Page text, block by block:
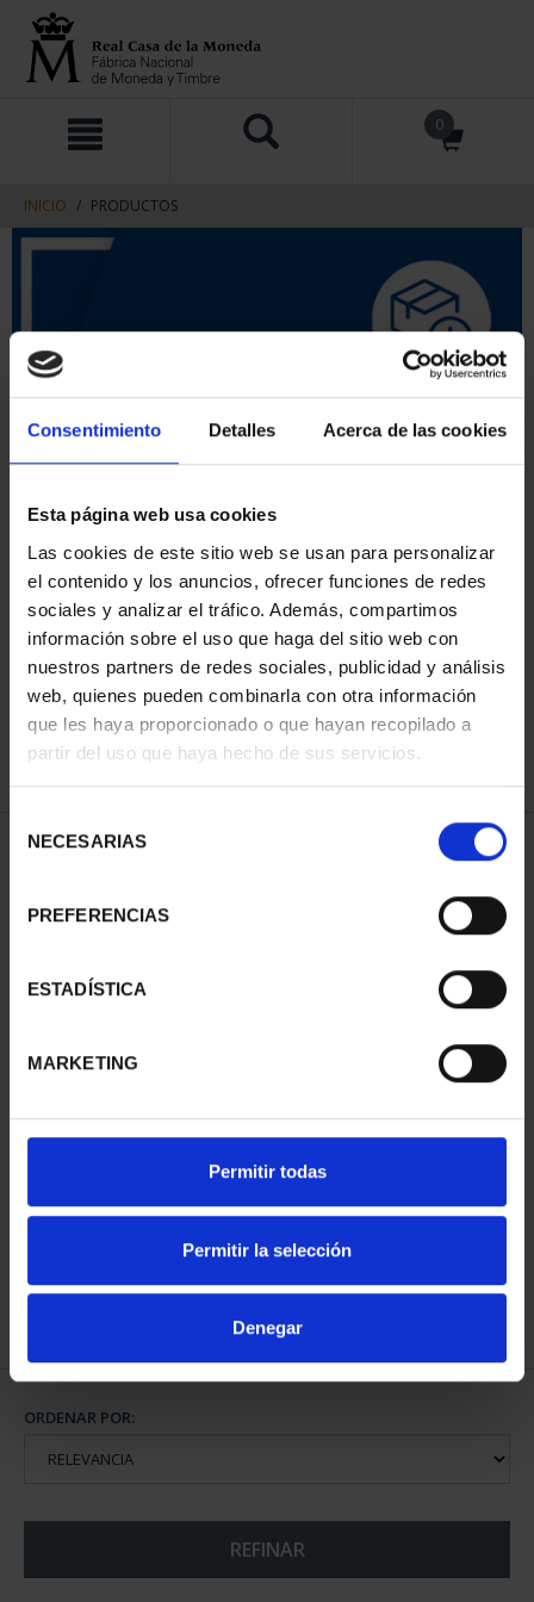
Consentimiento Detalles Acerca de las cookies
Esta página web usa cookies
Las cookies de este sitio web se usan para personalizar
el contenido y los anuncios, ofrecer funciones de redes
sociales y analizar el tráfico. Además, compartimos
información sobre el uso que haga del sitio web con
nuestros partners de redes sociales, publicidad y análisis
web, quienes pueden combinarla con otra información
que les haya proporcionado o que hayan recopilado a
partir del uso que haya hecho de sus servicios.
NECESARIAS
PREFERENCIAS
ESTADÍSTICA
MARKETING
Permitir todas
Permitir la selección
Denegar
contenido
navegacin
0
INICIO PRODUCTOS
ORDENAR POR:
REFINAR
1 Productos encontrados
MARGARITA SALAS
140,00 €
ORDENAR POR:
REFINAR